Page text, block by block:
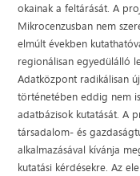
okainak a feltárását. A
Mikrocenzusban nem
elmúlt években
regionálisan egyedülálló
Adatközpont radikálisan
történetében eddig nem
adatbázisok kutatását. A
társadalom- és
alkalmazásával kívánja
kutatási kérdésekre. Az